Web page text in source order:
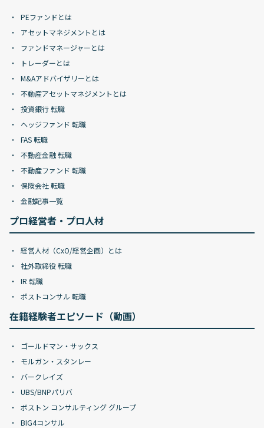
PEファンドとは
アセットマネジメントとは
ファンドマネージャーとは
トレーダーとは
M&Aアドバイザリーとは
不動産アセットマネジメントとは
投資銀行 転職
ヘッジファンド 転職
FAS 転職
不動産金融 転職
不動産ファンド 転職
保険会社 転職
金融記事一覧
プロ経営者・プロ人材
経営人材（CxO/経営企画）とは
社外取締役 転職
IR 転職
ポストコンサル 転職
在籍経験者エピソード（動画）
ゴールドマン・サックス
モルガン・スタンレー
バークレイズ
UBS/BNPパリバ
ボストン コンサルティング グループ
BIG4コンサル